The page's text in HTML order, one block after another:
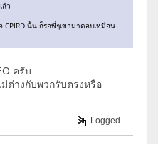
ล้ว
นั้น ก็รอพี่ๆเขามาตอบเหมือน
ครับ
างกับพวกรับตรงหรือ
Logged